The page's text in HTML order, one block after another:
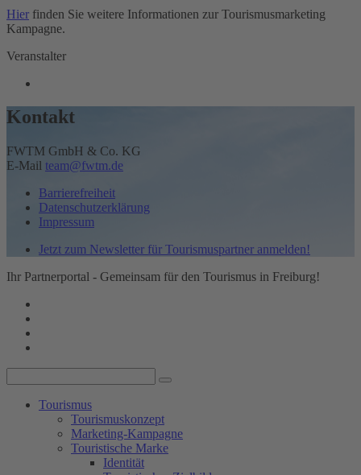
Hier finden Sie weitere Informationen zur Tourismusmarketing
Kampagne.
Veranstalter
Kontakt
FWTM GmbH & Co. KG
E-Mail team@fwtm.de
Barrierefreiheit
Datenschutzerklärung
Impressum
Jetzt zum Newsletter für Tourismuspartner anmelden!
Ihr Partnerportal - Gemeinsam für den Tourismus in Freiburg!
Tourismus
Tourismuskonzept
Marketing-Kampagne
Touristische Marke
Identität